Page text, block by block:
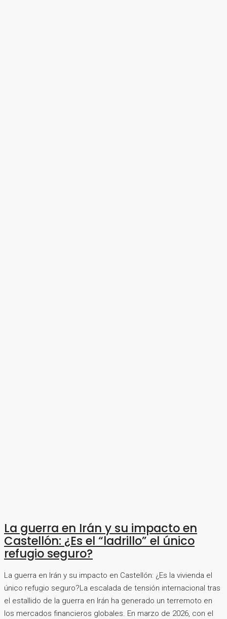
La guerra en Irán y su impacto en
Castellón: ¿Es el “ladrillo” el único
refugio seguro?
La guerra en Irán y su impacto en Castellón: ¿Es la vivienda el
único refugio seguro?La escalada de tensión internacional tras
el estallido de la guerra en Irán ha generado un terremoto en
los mercados financieros globales. En marzo de 2026, con el